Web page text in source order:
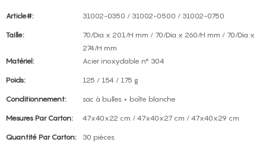
Article#: 31002-0350 / 31002-0500 / 31002-0750
Taille:
70/Dia x 201/H mm / 70/Dia x 260/H mm / 70/Dia x
274/H mm
Matériel:
Acier inoxydable n° 304
Poids: 125 / 154 / 175 g
Conditionnement: sac à bulles + boîte blanche
Mesures Par Carton: 47x40x22 cm / 47x40x27 cm / 47x40x29 cm
Quantité Par Carton: 30 pièces